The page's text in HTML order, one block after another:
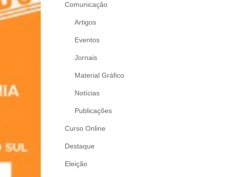
Comunicação
Artigos
Eventos
Jornais
Material Gráfico
Notícias
Publicações
Curso Online
Destaque
Eleição